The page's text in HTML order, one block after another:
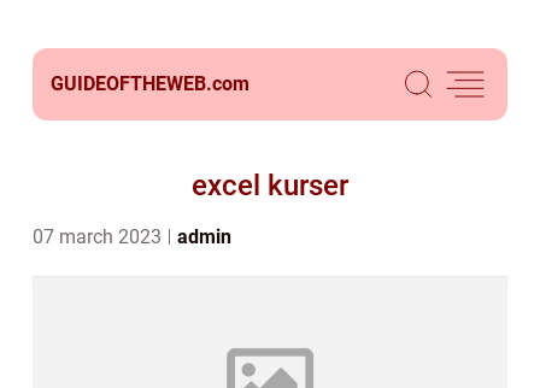
GUIDEOFTHEWEB.com
excel kurser
07 march 2023 admin